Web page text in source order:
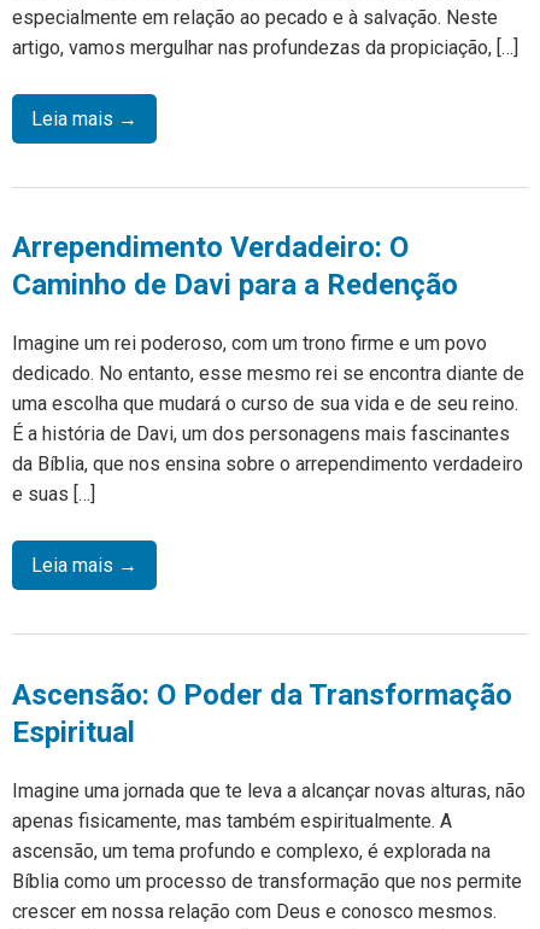
especialmente em relação ao pecado e à salvação. Neste
artigo, vamos mergulhar nas profundezas da propiciação, […]
Leia mais →
Arrependimento Verdadeiro: O
Caminho de Davi para a Redenção
Imagine um rei poderoso, com um trono firme e um povo
dedicado. No entanto, esse mesmo rei se encontra diante de
uma escolha que mudará o curso de sua vida e de seu reino.
É a história de Davi, um dos personagens mais fascinantes
da Bíblia, que nos ensina sobre o arrependimento verdadeiro
e suas […]
Leia mais →
Ascensão: O Poder da Transformação
Espiritual
Imagine uma jornada que te leva a alcançar novas alturas, não
apenas fisicamente, mas também espiritualmente. A
ascensão, um tema profundo e complexo, é explorada na
Bíblia como um processo de transformação que nos permite
crescer em nossa relação com Deus e conosco mesmos.